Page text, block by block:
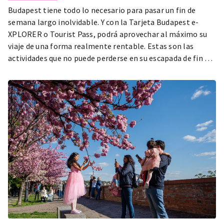
Budapest tiene todo lo necesario para pasar un fin de
semana largo inolvidable. Y con la Tarjeta Budapest e-
XPLORER o Tourist Pass, podrá aprovechar al máximo su
viaje de una forma realmente rentable. Estas son las
actividades que no puede perderse en su escapada de fin de